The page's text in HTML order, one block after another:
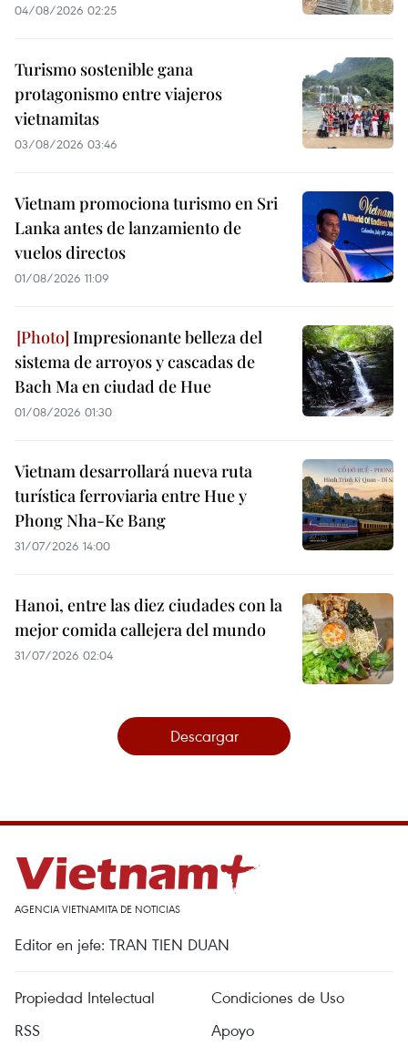
04/08/2026 02:25
Turismo sostenible gana
protagonismo entre viajeros
vietnamitas
03/08/2026 03:46
Vietnam promociona turismo en Sri
Lanka antes de lanzamiento de
vuelos directos
01/08/2026 11:09
Impresionante belleza del
sistema de arroyos y cascadas de
Bach Ma en ciudad de Hue
01/08/2026 01:30
Vietnam desarrollará nueva ruta
turística ferroviaria entre Hue y
Phong Nha-Ke Bang
31/07/2026 14:00
Hanoi, entre las diez ciudades con la
mejor comida callejera del mundo
31/07/2026 02:04
Descargar
AGENCIA VIETNAMITA DE NOTICIAS
Editor en jefe: TRAN TIEN DUAN
Propiedad Intelectual
Condiciones de Uso
RSS
Apoyo